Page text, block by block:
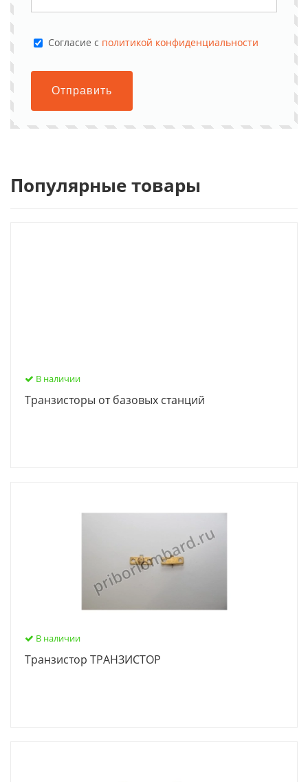
Cогласие с политикой конфиденциальности
Отправить
Популярные товары
В наличии
Транзисторы от базовых станций
В наличии
Транзистор ТРАНЗИСТОР